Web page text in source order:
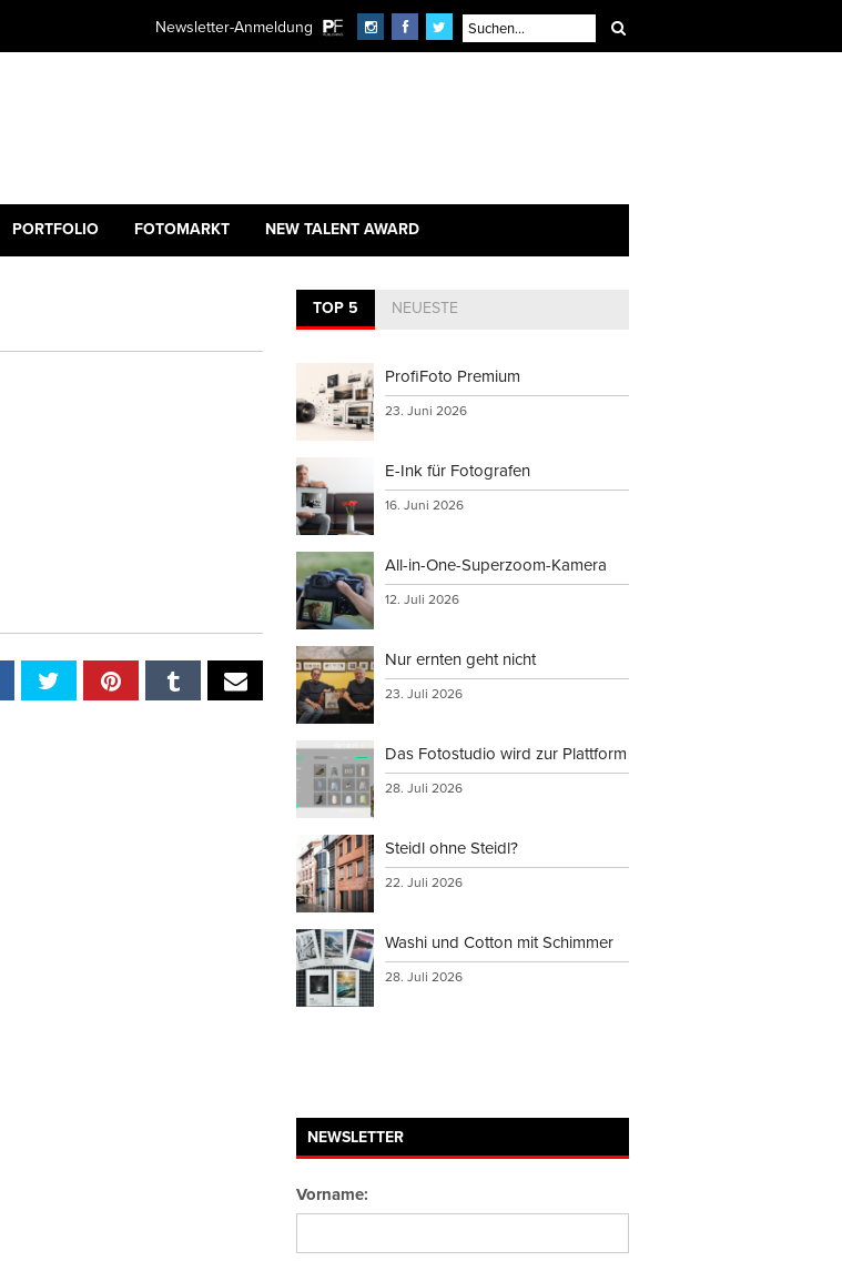
Newsletter-Anmeldung
PORTFOLIO FOTOMARKT NEW TALENT AWARD
TOP 5 NEUESTE
ProfiFoto Premium
23. Juni 2026
E-Ink für Fotografen
16. Juni 2026
All-in-One-Superzoom-Kamera
12. Juli 2026
Nur ernten geht nicht
23. Juli 2026
Das Fotostudio wird zur Plattform
28. Juli 2026
Steidl ohne Steidl?
22. Juli 2026
Washi und Cotton mit Schimmer
28. Juli 2026
NEWSLETTER
Vorname: